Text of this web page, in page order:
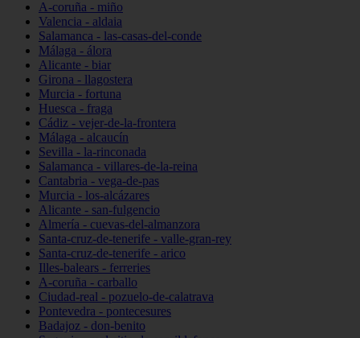
A-coruña - miño
Valencia - aldaia
Salamanca - las-casas-del-conde
Málaga - álora
Alicante - biar
Girona - llagostera
Murcia - fortuna
Huesca - fraga
Cádiz - vejer-de-la-frontera
Málaga - alcaucín
Sevilla - la-rinconada
Salamanca - villares-de-la-reina
Cantabria - vega-de-pas
Murcia - los-alcázares
Alicante - san-fulgencio
Almería - cuevas-del-almanzora
Santa-cruz-de-tenerife - valle-gran-rey
Santa-cruz-de-tenerife - arico
Illes-balears - ferreries
A-coruña - carballo
Ciudad-real - pozuelo-de-calatrava
Pontevedra - pontecesures
Badajoz - don-benito